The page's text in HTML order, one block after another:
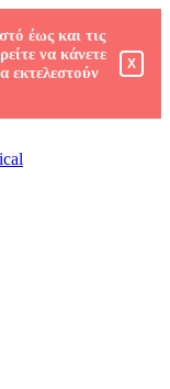
έως και τις
να κάνετε
εκτελεστούν
X